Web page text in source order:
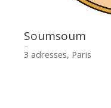
Soumsoum
3 adresses, Paris